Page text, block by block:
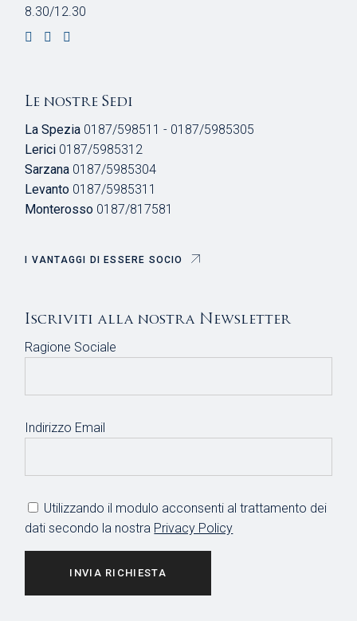
8.30/12.30
Le nostre Sedi
La Spezia 0187/598511 - 0187/5985305
Lerici 0187/5985312
Sarzana 0187/5985304
Levanto 0187/5985311
Monterosso 0187/817581
I VANTAGGI DI ESSERE SOCIO
Iscriviti alla nostra Newsletter
Ragione Sociale
Indirizzo Email
Utilizzando il modulo acconsenti al trattamento dei
dati secondo la nostra Privacy Policy
INVIA RICHIESTA